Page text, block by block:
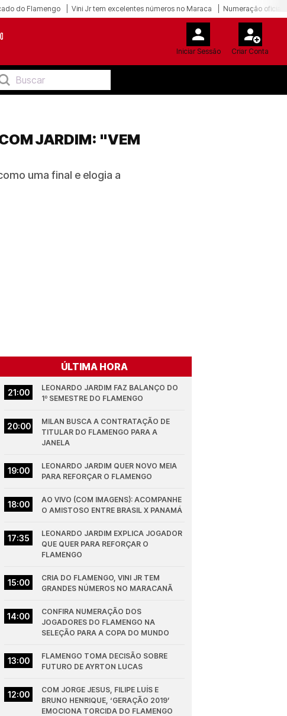
do Flamengo Vini Jr tem excelentes números no Maraca Numeração oficial
Iniciar Sessão Criar Conta
JARDIM: "VEM
uma final e elogia a
ÚLTIMA HORA
21:00
LEONARDO JARDIM FAZ BALANÇO DO
1º SEMESTRE DO FLAMENGO
20:00
MILAN BUSCA A CONTRATAÇÃO DE
TITULAR DO FLAMENGO PARA A
JANELA
19:00
LEONARDO JARDIM QUER NOVO MEIA
PARA REFORÇAR O FLAMENGO
18:00
AO VIVO (COM IMAGENS): ACOMPANHE
O AMISTOSO ENTRE BRASIL X PANAMÁ
17:35
LEONARDO JARDIM EXPLICA JOGADOR
QUE QUER PARA REFORÇAR O
FLAMENGO
15:00
CRIA DO FLAMENGO, VINI JR TEM
GRANDES NÚMEROS NO MARACANÃ
14:00
CONFIRA NUMERAÇÃO DOS
JOGADORES DO FLAMENGO NA
SELEÇÃO PARA A COPA DO MUNDO
13:00
FLAMENGO TOMA DECISÃO SOBRE
FUTURO DE AYRTON LUCAS
12:00
COM JORGE JESUS, FILIPE LUÍS E
BRUNO HENRIQUE, ‘GERAÇÃO 2019’
EMOCIONA TORCIDA DO FLAMENGO